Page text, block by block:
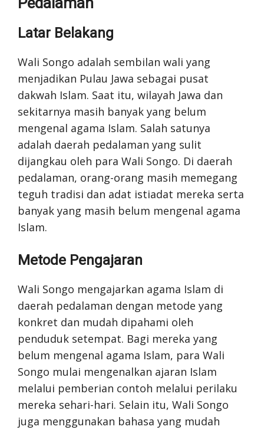
Latar Belakang
Wali Songo adalah sembilan wali yang
menjadikan Pulau Jawa sebagai pusat
dakwah Islam. Saat itu, wilayah Jawa dan
sekitarnya masih banyak yang belum
mengenal agama Islam. Salah satunya
adalah daerah pedalaman yang sulit
dijangkau oleh para Wali Songo. Di daerah
pedalaman, orang-orang masih memegang
teguh tradisi dan adat istiadat mereka serta
banyak yang masih belum mengenal agama
Islam.
Metode Pengajaran
Wali Songo mengajarkan agama Islam di
daerah pedalaman dengan metode yang
konkret dan mudah dipahami oleh
penduduk setempat. Bagi mereka yang
belum mengenal agama Islam, para Wali
Songo mulai mengenalkan ajaran Islam
melalui pemberian contoh melalui perilaku
mereka sehari-hari. Selain itu, Wali Songo
juga menggunakan bahasa yang mudah